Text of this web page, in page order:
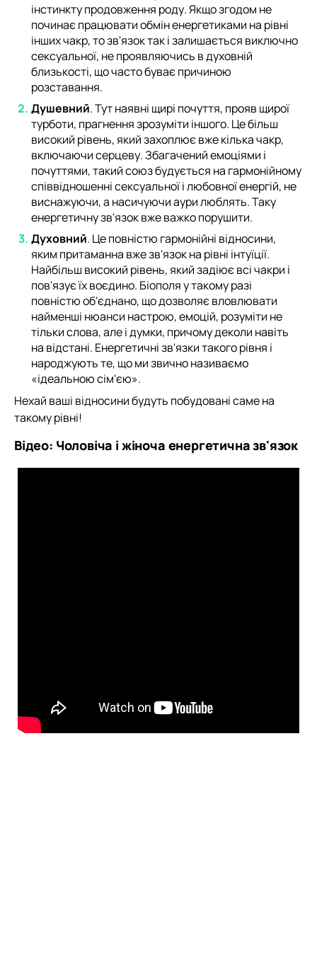
інстинкту продовження роду. Якщо згодом не
починає працювати обмін енергетиками на рівні
інших чакр, то зв'язок так і залишається виключно
сексуальної, не проявляючись в духовній
близькості, що часто буває причиною
розставання.
Душевний. Тут наявні щирі почуття, прояв щирої
турботи, прагнення зрозуміти іншого. Це більш
високий рівень, який захоплює вже кілька чакр,
включаючи серцеву. Збагачений емоціями і
почуттями, такий союз будується на гармонійному
співвідношенні сексуальної і любовної енергій, не
виснажуючи, а насичуючи аури люблять. Таку
енергетичну зв'язок вже важко порушити.
Духовний. Це повністю гармонійні відносини,
яким притаманна вже зв'язок на рівні інтуїції.
Найбільш високий рівень, який задіює всі чакри і
пов'язує їх воєдино. Біополя у такому разі
повністю об'єднано, що дозволяє вловлювати
найменші нюанси настрою, емоцій, розуміти не
тільки слова, але і думки, причому деколи навіть
на відстані. Енергетичні зв'язки такого рівня і
народжують те, що ми звично називаємо
«ідеальною сім'єю».
Нехай ваші відносини будуть побудовані саме на
такому рівні!
Відео: Чоловіча і жіноча енергетична зв'язок